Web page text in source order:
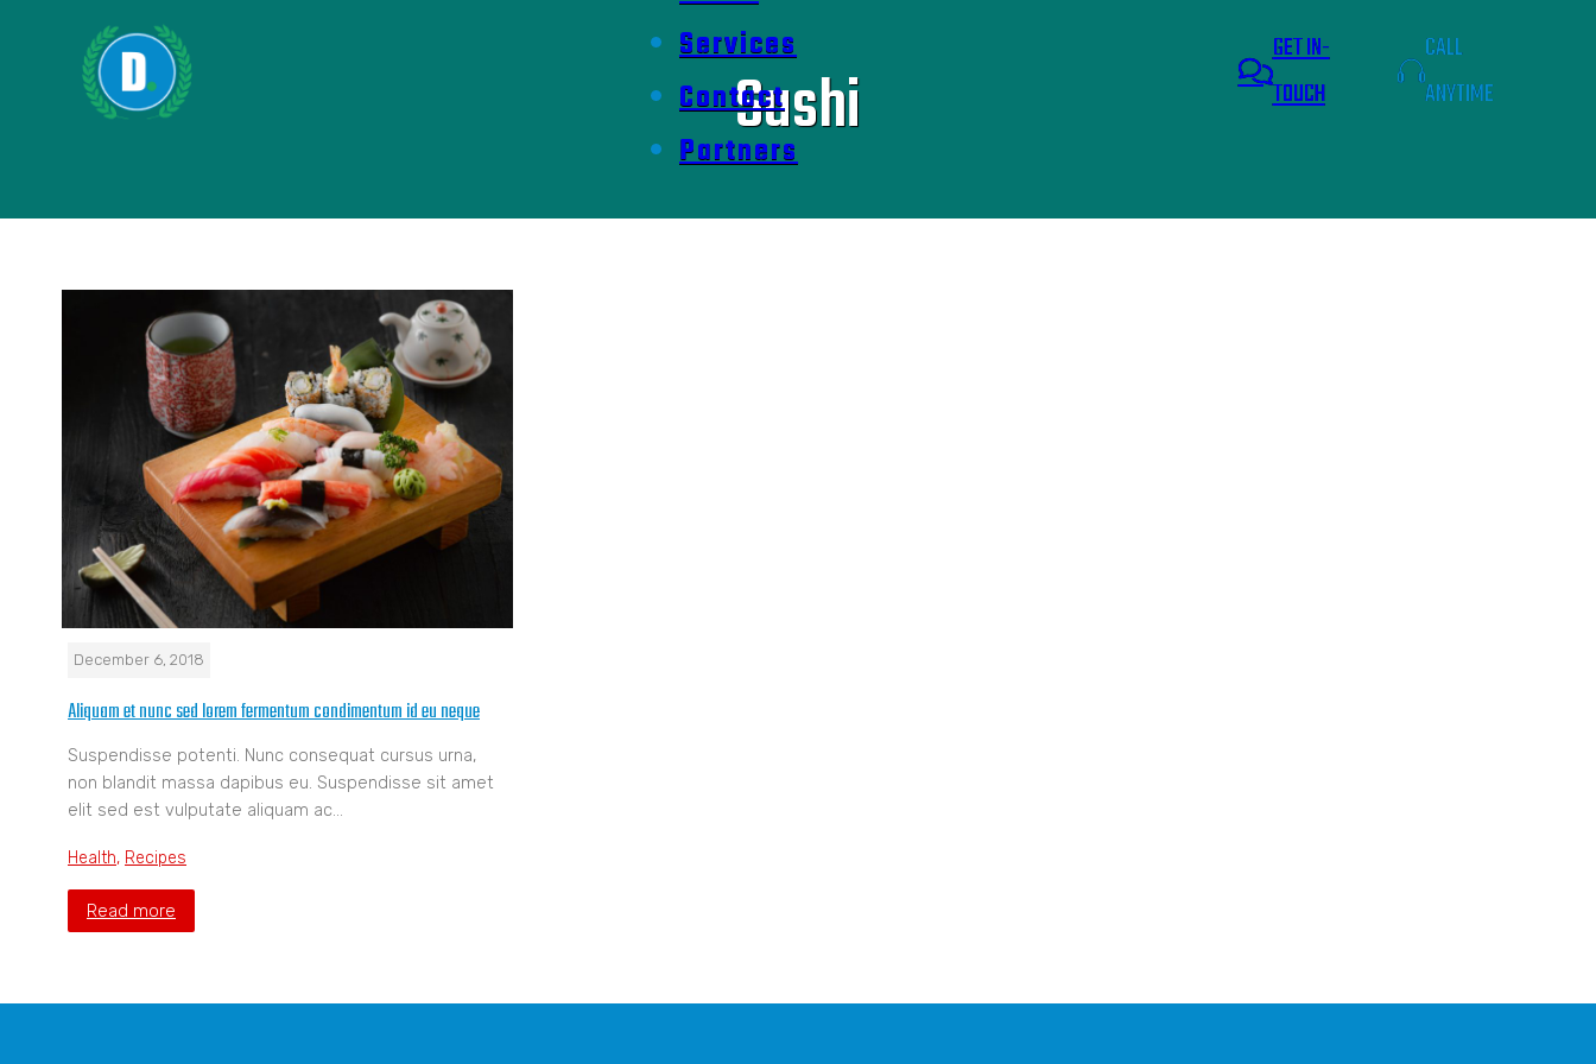
Services
Contact
Partners
GET IN-
TOUCH
CALL
ANYTIME
Sushi
December 6, 2018
Aliquam et nunc sed lorem fermentum condimentum id eu neque
Suspendisse potenti. Nunc consequat cursus urna,
non blandit massa dapibus eu. Suspendisse sit amet
elit sed est vulputate aliquam ac…
Health, Recipes
Read more